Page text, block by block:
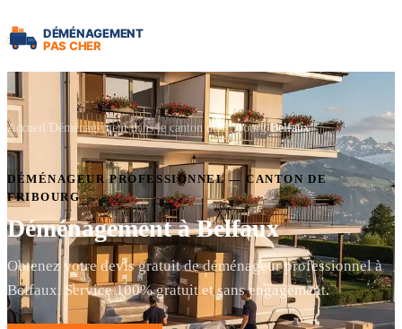
Accueil Déménagement dans le canton de Fribourg Belfaux
DÉMÉNAGEUR PROFESSIONNEL — CANTON DE
FRIBOURG
Déménagement à Belfaux
Obtenez votre devis gratuit de déménageur professionnel à
Belfaux. Service 100% gratuit et sans engagement.